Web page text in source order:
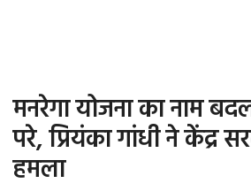
Office Office
Political Gossips
मनरेगा योजना का नाम
परे, प्रियंका गांधी ने केंद्र
हमला